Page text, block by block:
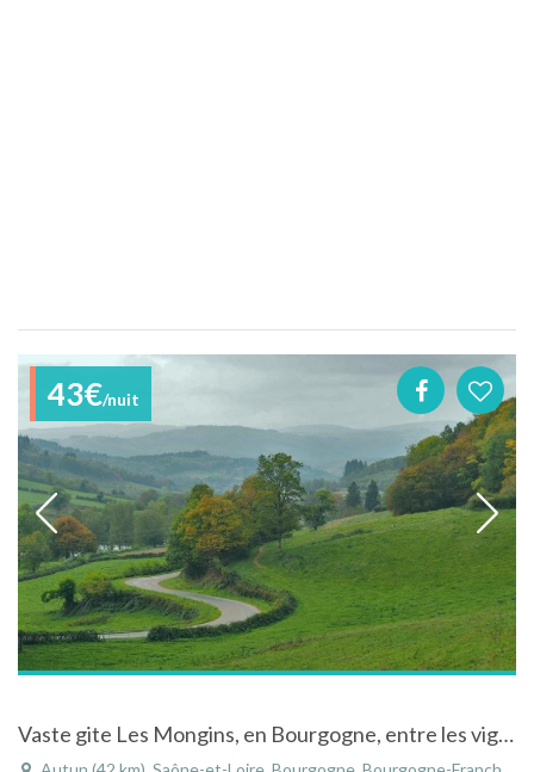
43€/nuit
Vaste gite Les Mongins, en Bourgogne, entre les vignobles et les forets Morvandelles